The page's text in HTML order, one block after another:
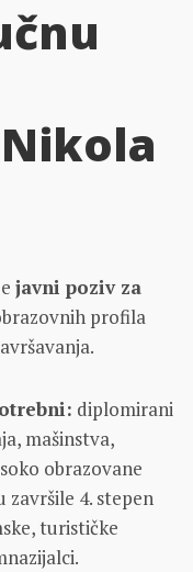
javni poziv za
profila
diplomirani
mašinstva,
obrazovane
završile 4. stepen
turističke